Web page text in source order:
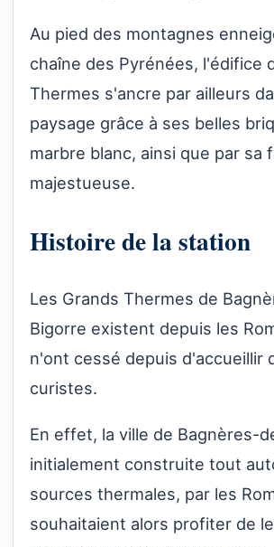
Au pied des montagnes
chaîne des Pyrénées, l'édifice
Thermes s'ancre par ailleurs
paysage grâce à ses belles
marbre blanc, ainsi que par sa
majestueuse.
Histoire de la station
Les Grands Thermes de
Bigorre existent depuis les
n'ont cessé depuis d'accueillir
curistes.
En effet, la ville de Bagnères-
initialement construite tout
sources thermales, par les
souhaitaient alors profiter de